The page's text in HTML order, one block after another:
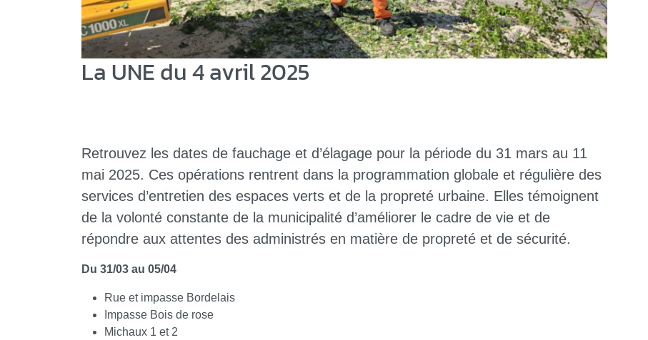
La UNE du 4 avril 2025
Retrouvez les dates de fauchage et d’élagage pour la période du 31 mars au 11
mai 2025. Ces opérations rentrent dans la programmation globale et régulière des
services d’entretien des espaces verts et de la propreté urbaine. Elles témoignent
de la volonté constante de la municipalité d’améliorer le cadre de vie et de
répondre aux attentes des administrés en matière de propreté et de sécurité.
Du 31/03 au 05/04
Rue et impasse Bordelais
Impasse Bois de rose
Michaux 1 et 2